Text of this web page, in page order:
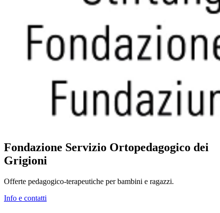
Fondazione Servizio Ortopedagogico dei
Grigioni
Offerte pedagogico-terapeutiche per bambini e ragazzi.
Info e contatti